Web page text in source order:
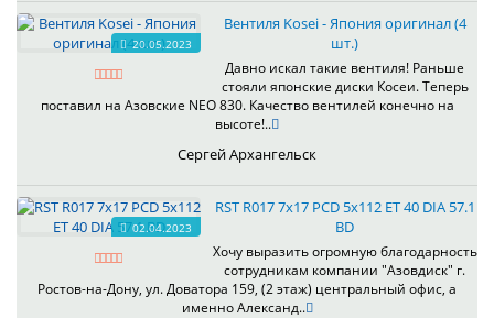
20.05.2023
Вентиля Kosei - Япония оригинал (4
шт.)
Давно искал такие вентиля! Раньше
стояли японские диски Косеи. Теперь
поставил на Азовские NEO 830. Качество вентилей конечно на
высоте!..
Сергей Архангельск
02.04.2023
RST R017 7x17 PCD 5x112 ET 40 DIA 57.1
BD
Хочу выразить огромную благодарность
сотрудникам компании "Азовдиск" г.
Ростов-на-Дону, ул. Доватора 159, (2 этаж) центральный офис, а
именно Александ..